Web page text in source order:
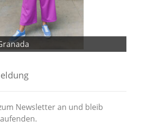
Newsletter an und bleib